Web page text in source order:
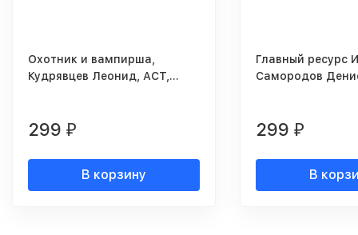
Охотник и вампирша,
Кудрявцев Леонид, АСТ,
299 ₽
В корзину
Главный ресурс
Самородов
299 ₽
В